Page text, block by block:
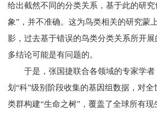
给出截然不同的分类关系，基于此的研
象”，并不准确。这为鸟类相关的研究蒙
影，过去基于错误的鸟类分类关系所开
多结论可能是有问题的。
于是，张国捷联合各领域的专家学
划“科”级别阶段收集的基因组数据，对全
类群构建“生命之树”，覆盖了全球所有现